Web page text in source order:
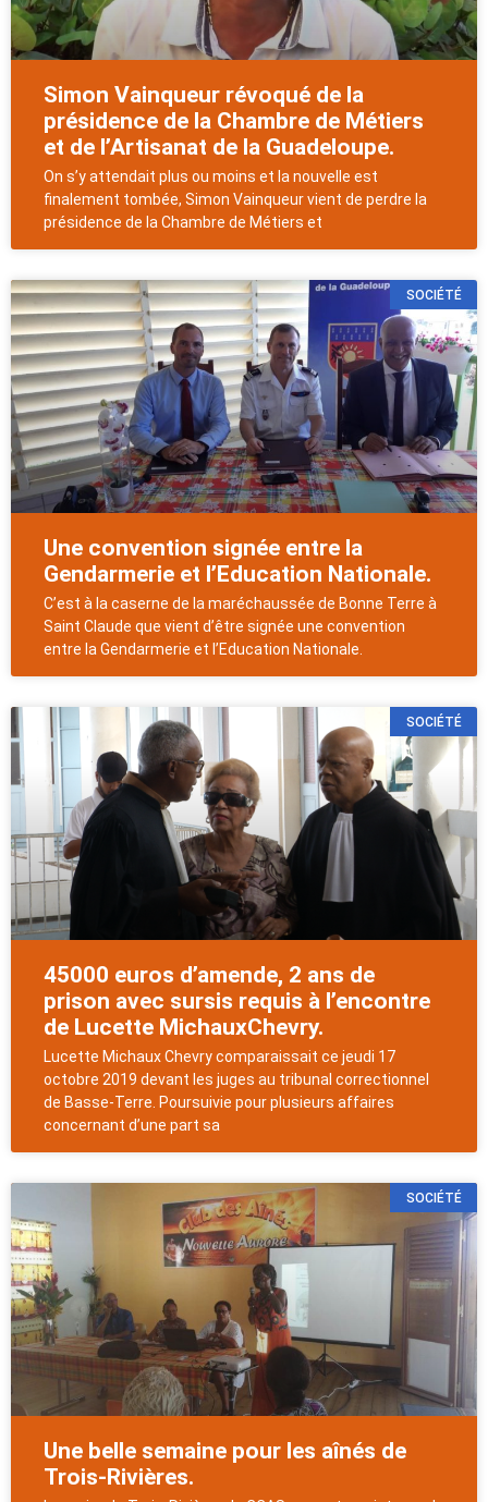
Simon Vainqueur révoqué de la
présidence de la Chambre de Métiers
et de l’Artisanat de la Guadeloupe.
On s’y attendait plus ou moins et la nouvelle est
finalement tombée, Simon Vainqueur vient de perdre la
présidence de la Chambre de Métiers et
SOCIÉTÉ
Une convention signée entre la
Gendarmerie et l’Education Nationale.
C’est à la caserne de la maréchaussée de Bonne Terre à
Saint Claude que vient d’être signée une convention
entre la Gendarmerie et l’Education Nationale.
SOCIÉTÉ
45000 euros d’amende, 2 ans de
prison avec sursis requis à l’encontre
de Lucette MichauxChevry.
Lucette Michaux Chevry comparaissait ce jeudi 17
octobre 2019 devant les juges au tribunal correctionnel
de Basse-Terre. Poursuivie pour plusieurs affaires
concernant d’une part sa
SOCIÉTÉ
Une belle semaine pour les aînés de
Trois-Rivières.